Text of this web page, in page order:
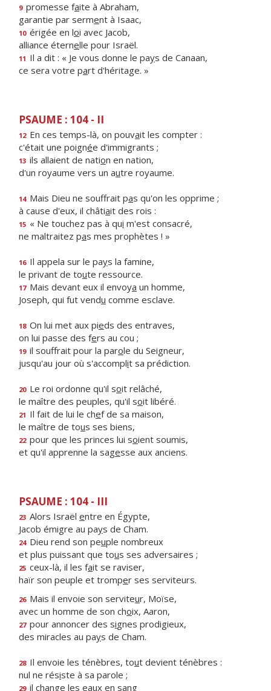
9 promesse faite à Abraham,
garantie par serment à Isaac,
10 érigée en loi avec Jacob,
alliance éternelle pour Israël.
11 Il a dit : « Je vous donne le pays de Canaan,
ce sera votre part d'héritage. »
PSAUME : 104 - II
12 En ces temps-là, on pouvait les compter :
c'était une poignée d'immigrants ;
13 ils allaient de nation en nation,
d'un royaume vers un autre royaume.
14 Mais Dieu ne souffrait pas qu'on les opprime ;
à cause d'eux, il châtiait des rois :
15 « Ne touchez pas à qui m'est consacré,
ne maltraitez pas mes prophètes ! »
16 Il appela sur le pays la famine,
le privant de toute ressource.
17 Mais devant eux il envoya un homme,
Joseph, qui fut vendu comme esclave.
18 On lui met aux pieds des entraves,
on lui passe des fers au cou ;
19 il souffrait pour la parole du Seigneur,
jusqu'au jour où s'accomplit sa prédiction.
20 Le roi ordonne qu'il soit relâché,
le maître des peuples, qu'il soit libéré.
21 Il fait de lui le chef de sa maison,
le maître de tous ses biens,
22 pour que les princes lui soient soumis,
et qu'il apprenne la sagesse aux anciens.
PSAUME : 104 - III
23 Alors Israël entre en Égypte,
Jacob émigre au pays de Cham.
24 Dieu rend son peuple nombreux
et plus puissant que tous ses adversaires ;
25 ceux-là, il les fait se raviser,
haïr son peuple et tromper ses serviteurs.
26 Mais il envoie son serviteur, Moïse,
avec un homme de son choix, Aaron,
27 pour annoncer des signes prodigieux,
des miracles au pays de Cham.
28 Il envoie les ténèbres, tout devient ténèbres :
nul ne résiste à sa parole ;
29 il change les eaux en sang